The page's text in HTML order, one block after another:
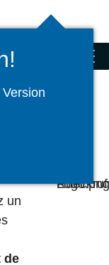
Rechercher
select
language
menu
avec
un
de